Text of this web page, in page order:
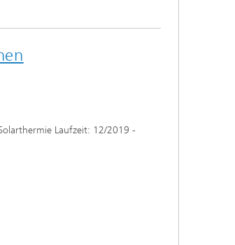
Laufzeit: 12/2019 -